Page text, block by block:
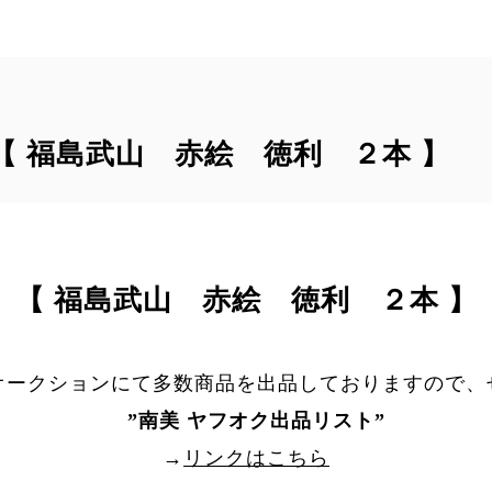
福島武山 赤絵 徳利 ２本 】
【 福島武山 赤絵 徳利 ２本 】
クションにて多数商品を出品しておりますので、
”南美 ヤフオク出品リスト ”
→ リンクはこちら